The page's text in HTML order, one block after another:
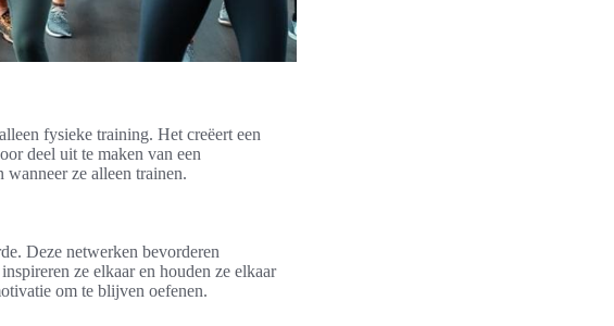
fysieke training. Het creëert een
deel uit te maken van een
wanneer ze alleen trainen.
Deze netwerken bevorderen
ze elkaar en houden ze elkaar
om te blijven oefenen.